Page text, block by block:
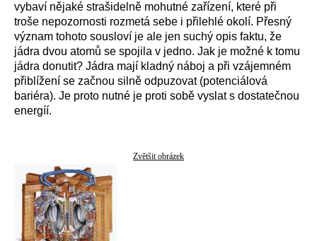
vybaví nějaké strašidelně mohutné zařízení, které při
troše nepozornosti rozmetá sebe i přilehlé okolí. Přesný
význam tohoto sousloví je ale jen suchý opis faktu, že
jádra dvou atomů se spojila v jedno. Jak je možné k tomu
jádra donutit? Jádra mají kladný náboj a při vzájemném
přiblížení se začnou silně odpuzovat (potenciálová
bariéra). Je proto nutné je proti sobě vyslat s dostatečnou
energíí.
Zvětšit obrázek